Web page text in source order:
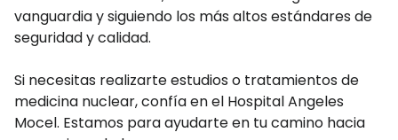
vanguardia y siguiendo los más altos estándares de
seguridad y calidad.
Si necesitas realizarte estudios o tratamientos de
medicina nuclear, confía en el Hospital Angeles
Mocel. Estamos para ayudarte en tu camino hacia